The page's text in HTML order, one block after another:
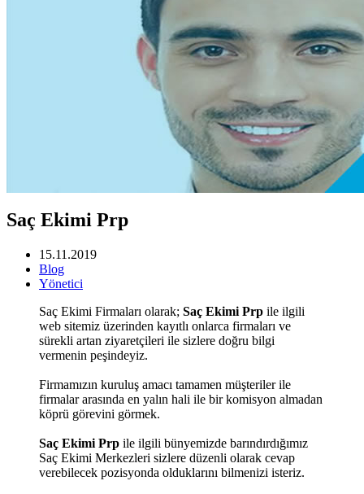
Saç Ekimi Prp
15.11.2019
Blog
Yönetici
Saç Ekimi Firmaları olarak; Saç Ekimi Prp ile ilgili
web sitemiz üzerinden kayıtlı onlarca firmaları ve
sürekli artan ziyaretçileri ile sizlere doğru bilgi
vermenin peşindeyiz.
Firmamızın kuruluş amacı tamamen müşteriler ile
firmalar arasında en yalın hali ile bir komisyon almadan
köprü görevini görmek.
Saç Ekimi Prp ile ilgili bünyemizde barındırdığımız
Saç Ekimi Merkezleri sizlere düzenli olarak cevap
verebilecek pozisyonda olduklarını bilmenizi isteriz.